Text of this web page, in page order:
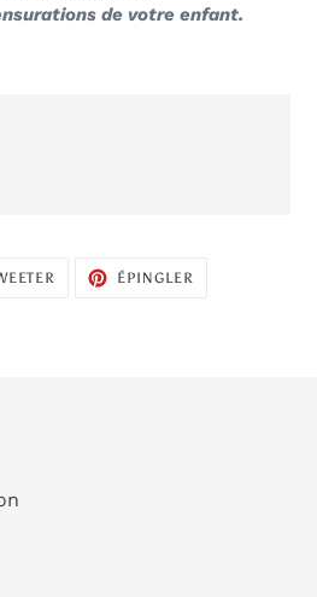
de votre enfant.
TWEETERÉPINGLER